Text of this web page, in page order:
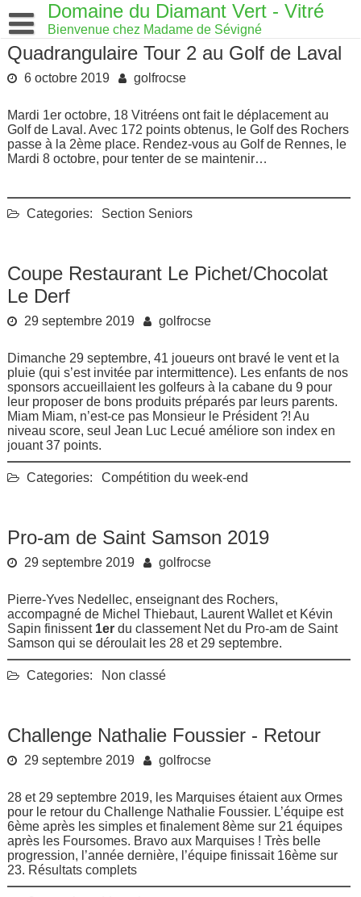
to
content
Domaine du Diamant Vert - Vitré
Bienvenue chez Madame de Sévigné
Quadrangulaire Tour 2 au Golf de Laval
6 octobre 2019 golfrocse
Mardi 1er octobre, 18 Vitréens ont fait le déplacement au
Golf de Laval. Avec 172 points obtenus, le Golf des Rochers
passe à la 2ème place. Rendez-vous au Golf de Rennes, le
Mardi 8 octobre, pour tenter de se maintenir…
Categories: Section Seniors
Coupe Restaurant Le Pichet/Chocolat
Le Derf
29 septembre 2019 golfrocse
Dimanche 29 septembre, 41 joueurs ont bravé le vent et la
pluie (qui s’est invitée par intermittence). Les enfants de nos
sponsors accueillaient les golfeurs à la cabane du 9 pour
leur proposer de bons produits préparés par leurs parents.
Miam Miam, n’est-ce pas Monsieur le Président ?! Au
niveau score, seul Jean Luc Lecué améliore son index en
jouant 37 points.
Categories: Compétition du week-end
Pro-am de Saint Samson 2019
29 septembre 2019 golfrocse
Pierre-Yves Nedellec, enseignant des Rochers,
accompagné de Michel Thiebaut, Laurent Wallet et Kévin
Sapin finissent 1erdu classement Net du Pro-am de Saint
Samson qui se déroulait les 28 et 29 septembre.
Categories: Non classé
Challenge Nathalie Foussier - Retour
29 septembre 2019 golfrocse
28 et 29 septembre 2019, les Marquises étaient aux Ormes
pour le retour du Challenge Nathalie Foussier. L’équipe est
6ème après les simples et finalement 8ème sur 21 équipes
après les Foursomes. Bravo aux Marquises ! Très belle
progression, l’année dernière, l’équipe finissait 16ème sur
23. Résultats complets